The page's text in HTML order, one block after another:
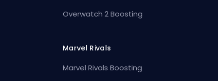
Overwatch 2 Boosting
Marvel Rivals
Marvel Rivals Boosting